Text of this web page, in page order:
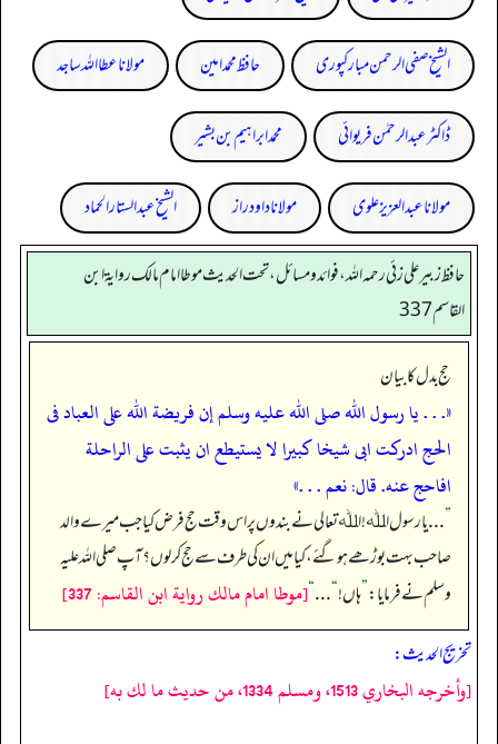
الشیخ صفی الرحمن مبارکپوری حافظ محمد امین مولانا عطا اللہ ساجد
ڈاکٹر عبدالرحمٰن فریوائی محمد ابراہیم بن بشیر
مولانا عبد العزیز علوی مولانا داود راز الشیخ عبدالستار الحماد
حافظ زبير على زئي رحمه الله، فوائد و مسائل، تحت الحديث موطا امام مالك رواية ابن
القاسم 337
حج بدل کا بیان
«. . . يا رسول الله صلى الله عليه وسلم إن فريضة الله على العباد فى
الحج ادركت ابى شيخا كبيرا لا يستيطع ان يثبت على الراحلة
افاحج عنه. قال: نعم . . .»
”... یا رسول اﷲ! اﷲ تعالی نے بندوں پر اس وقت حج فرض کیا جب میرے والد
صاحب بہت بوڑھے ہو گئے، کیا میں ان کی طرف سے حج کر لوں؟ آپ صلی اللہ علیہ
وسلم نے فرمایا:”ہاں!“
...
“[موطا امام مالك رواية ابن القاسم: 337]
تخریج الحدیث:
[وأخرجه البخاري 1513، ومسلم 1334، من حديث ما لك به]